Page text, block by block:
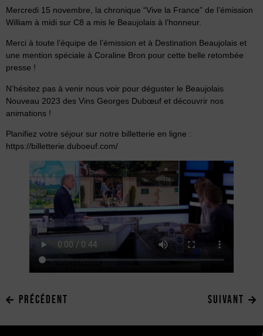
Mercredi 15 novembre, la chronique “Vive la France” de l’émission
William à midi sur C8 a mis le Beaujolais à l’honneur.
Merci à toute l’équipe de l’émission et à Destination Beaujolais et
une mention spéciale à Coraline Bron pour cette belle retombée
presse !
N’hésitez pas à venir nous voir pour déguster le Beaujolais
Nouveau 2023 des Vins Georges Dubœuf et découvrir nos
animations !
Planifiez votre séjour sur notre billetterie en ligne :
https://billetterie.duboeuf.com/
PRÉCÉDENT SUIVANT